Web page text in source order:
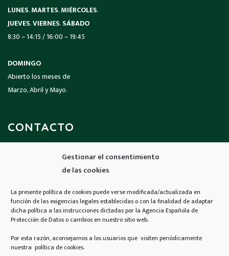
Gestionar el consentimiento
de las cookies
La presente política de cookies puede verse modificada/actualizada en
función de las exigencias legales establecidas o con la finalidad de adaptar
dicha política a las instrucciones dictadas por la Agencia Española de
Protección de Datos o cambios en nuestro sitio web.
Por esta razón, aconsejamos a los usuarios que visiten periódicamente
nuestra política de cookies.
LUNES.MARTES.MIÉRCOLES.
JUEVES.VIERNES.SÁBADO
8:30 – 14:15 / 16:00 – 19:45
DOMINGO
Abierto los meses de
Marzo, Abril y Mayo.
CONTACTO
Email
contacto@viverostian.com
Encuéntranos